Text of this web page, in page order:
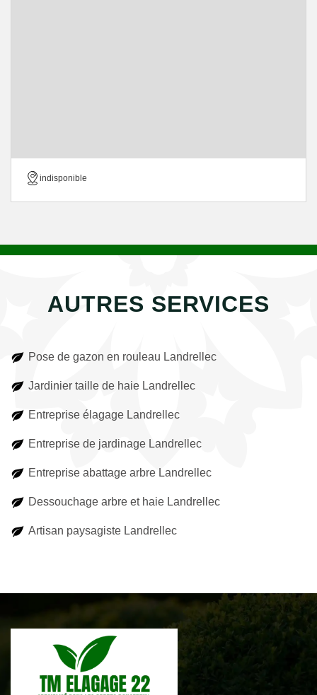
indisponible
AUTRES SERVICES
Pose de gazon en rouleau Landrellec
Jardinier taille de haie Landrellec
Entreprise élagage Landrellec
Entreprise de jardinage Landrellec
Entreprise abattage arbre Landrellec
Dessouchage arbre et haie Landrellec
Artisan paysagiste Landrellec